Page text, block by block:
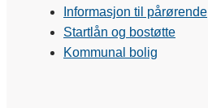
Informasjon til pårørende
Startlån og bostøtte
Kommunal bolig